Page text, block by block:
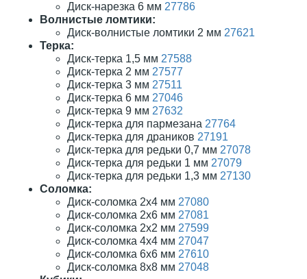
Диск-нарезка 6 мм 27786
Волнистые ломтики:
Диск-волнистые ломтики 2 мм 27621
Терка:
Диск-терка 1,5 мм 27588
Диск-терка 2 мм 27577
Диск-терка 3 мм 27511
Диск-терка 6 мм 27046
Диск-терка 9 мм 27632
Диск-терка для пармезана 27764
Диск-терка для драников 27191
Диск-терка для редьки 0,7 мм 27078
Диск-терка для редьки 1 мм 27079
Диск-терка для редьки 1,3 мм 27130
Соломка:
Диск-соломка 2х4 мм 27080
Диск-соломка 2х6 мм 27081
Диск-соломка 2х2 мм 27599
Диск-соломка 4х4 мм 27047
Диск-соломка 6х6 мм 27610
Диск-соломка 8х8 мм 27048